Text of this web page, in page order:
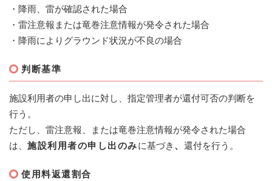
・降雨、雷が確認された場合
・雷注意報または竜巻注意情報が発令された場合
・降雨によりグラウンド状況が不良の場合
判断基準
施設利用者の申し出に対し、指定管理者が還付可否の判断を
行う。
ただし、雷注意報、または竜巻注意情報が発令された場合
は、 施設利用者の申し出のみに基づき 、 還付を行う。
使用料返還割合